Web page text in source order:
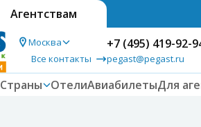
Агентствам
Москва
Все контакты
+7 (495) 419-92-
pegast@pegast.ru
Страны ОтелиАвиабилетыДля